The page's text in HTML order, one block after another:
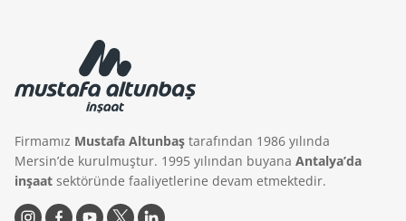
Firmamız Mustafa Altunbaş tarafından 1986 yılında
Mersin’de kurulmuştur. 1995 yılından buyana Antalya’da
inşaat sektöründe faaliyetlerine devam etmektedir.